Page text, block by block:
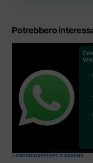
Potrebbero
ANDROIDAPPLEPC E GAMING